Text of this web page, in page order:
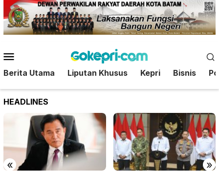
Loncat
ke
konten
Mobile
Berita Utama Liputan Khusus Kepri Bisnis
HEADLINES
« »